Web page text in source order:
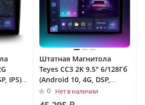
IPS)
I
Штатная Магнитола
Teyes CC3 2K 9.5" 6/128Гб
(Android 10, 4G, DSP,
QLed) для SsangYong
Actyon I (C100) 2005 - 2010
0 Нет в наличии